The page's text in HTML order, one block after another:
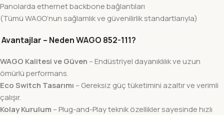
Panolarda ethernet backbone bağlantıları
(Tümü WAGO’nun sağlamlık ve güvenilirlik standartlarıyla)
Avantajlar – Neden WAGO 852-111?
WAGO Kalitesi ve Güven – Endüstriyel dayanıklılık ve uzun
ömürlü performans.
Eco Switch Tasarımı – Gereksiz güç tüketimini azaltır ve verimli
çalışır.
Kolay Kurulum – Plug-and-Play teknik özellikler sayesinde hızlı